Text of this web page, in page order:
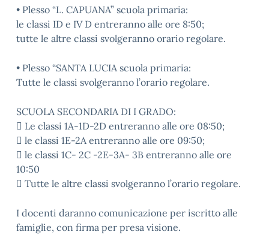
• Plesso “L. CAPUANA” scuola primaria:
le classi ID e IV D entreranno alle ore 8:50;
tutte le altre classi svolgeranno orario regolare.
• Plesso “SANTA LUCIA scuola primaria:
Tutte le classi svolgeranno l’orario regolare.
SCUOLA SECONDARIA DI I GRADO:
 Le classi 1A-1D-2D entreranno alle ore 08:50;
 le classi 1E-2A entreranno alle ore 09:50;
 le classi 1C- 2C -2E-3A- 3B entreranno alle ore
10:50
 Tutte le altre classi svolgeranno l’orario regolare.
I docenti daranno comunicazione per iscritto alle
famiglie, con firma per presa visione.